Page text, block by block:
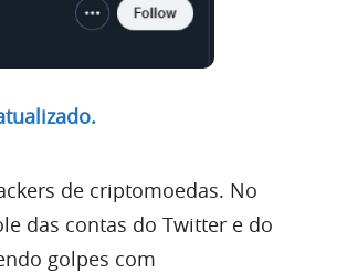
de criptomoedas. No
das contas do Twitter e do
golpes com